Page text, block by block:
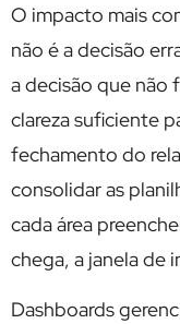
O impacto mais
não é a decisão
a decisão que não
clareza suficiente
fechamento do
consolidar as
cada área
chega, a janela de
Dashboards